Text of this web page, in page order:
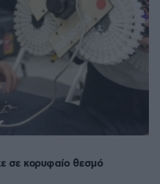
σε κορυφαίο θεσμό